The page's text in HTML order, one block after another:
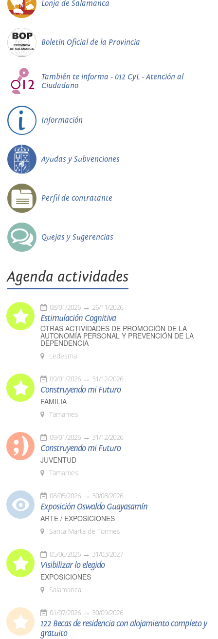
Lonja de Salamanca
Boletín Oficial de la Provincia
También te informa - 012 CyL - Atención al
Ciudadano
Información
Ayudas y Subvenciones
Perfil de contratante
Quejas y Sugerencias
Agenda actividades
08/01/2026 26/11/2026
Estimulación Cognitiva
OTRAS ACTIVIDADES DE PROMOCIÓN DE LA
AUTONOMÍA PERSONAL Y PREVENCIÓN DE LA
DEPENDENCIA
Ledesma
09/01/2026 31/12/2026
Construyendo mi Futuro
FAMILIA
Tamames
09/01/2026 31/12/2026
Construyendo mi Futuro
JUVENTUD
Tamames
08/05/2026 30/08/2026
Exposición Oswaldo Guayasamín
ARTE / EXPOSICIONES
Santa Marta de Tormes
05/06/2026 31/03/2027
Visibilizar lo elegido
EXPOSICIONES
Salamanca
01/07/2026 30/09/2026
122 Becas de residencia con alojamiento completo y
gratuito